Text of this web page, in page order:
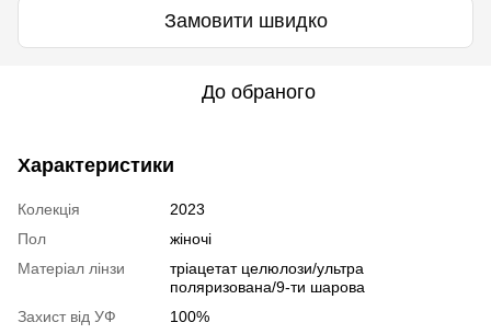
Замовити швидко
До обраного
Характеристики
Колекція
2023
Пол
жіночі
Матеріал лінзи
тріацетат целюлози/ультра
поляризована/9-ти шарова
Захист від УФ
100%